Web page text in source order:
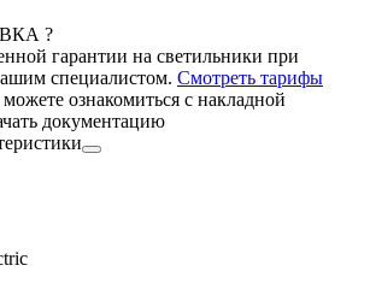
?
гарантии на светильники при
специалистом. Смотреть тарифы
ознакомиться с накладной
документацию